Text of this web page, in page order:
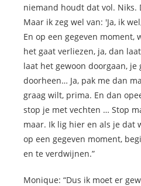
niemand houdt dat vol. Niks.
Maar ik zeg wel van: 'Ja, ik
En op een gegeven moment,
het gaat verliezen, ja, dan
laat het gewoon doorgaan,
doorheen… Ja, pak me dan
graag wilt, prima. En dan
stop je met vechten … Stop
maar. Ik lig hier en als je dat
op een gegeven moment,
en te verdwijnen.”
Monique: “Dus ik moet er